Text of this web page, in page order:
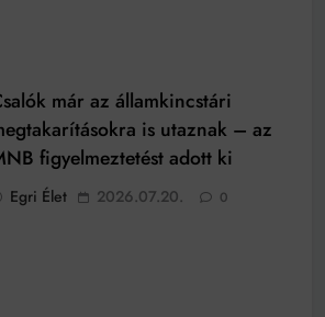
már az államkincstári
is utaznak – az
figyelmeztetést adott ki
Egri Élet 2026.07.20. 0